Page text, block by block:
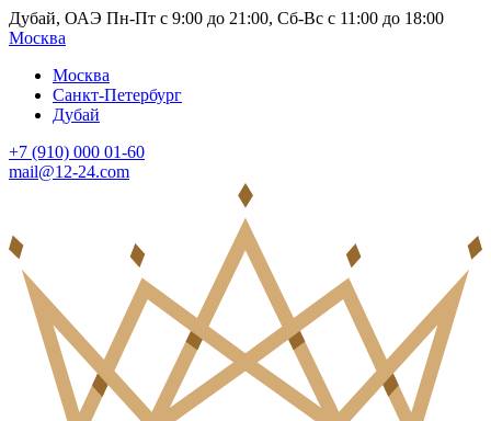
Дубай, ОАЭ Пн-Пт с 9:00 до 21:00, Сб-Вс с 11:00 до 18:00
Москва
Москва
Санкт-Петербург
Дубай
+7 (910) 000 01-60
mail@12-24.com